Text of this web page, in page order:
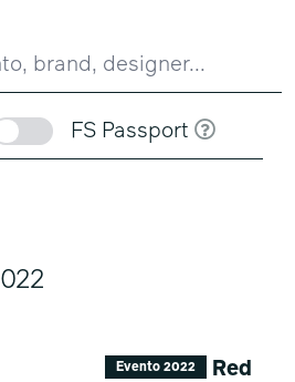
FS Passport
Evento 2022
Red